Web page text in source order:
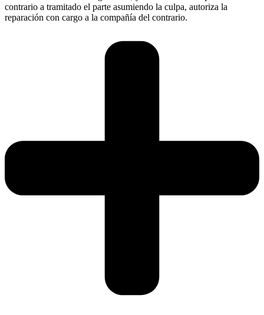
contrario a tramitado el parte asumiendo la culpa, autoriza la
reparación con cargo a la compañía del contrario.